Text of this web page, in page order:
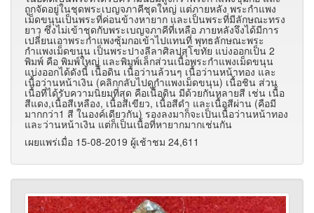
ถูกจัดอยู่ในชุดพระเบญจภาคีชุดใหญ่ แต่ภายหลัง พระกำแพง
เม็ดขนุนเป็นพระที่ค่อนข้างหายาก และเป็นพระที่มีลักษณะทรง
ยาว ซึ่งไม่เข้าชุดกับพระเบญจภาคีที่เหลือ ภายหลังจึงได้มีการ
เปลี่ยนเอาพระกำแพงซุ้มกอเข้าไปแทนที่ พุทธลักษณะพระ
กำแพงเม็ดขนุน เป็นพระปางลีลาศิลปสุโขทัย แบ่งออกเป็น 2
พิมพ์ คือ พิมพ์ใหญ่ และพิมพ์เล็กส่วนเนื้อพระกำแพงเม็ดขนุน
แบ่งออกได้ดังนี้ เนื้อดิน เนื้อว่านล้วนๆ เนื้อว่านหน้าทอง และ
เนื้อว่านหน้าเงิน (คลิกกลับไปดูกำแพงเม็ดขนุน) เนื้อชิน ส่วน
เนื้อที่ได้รับความนิยมที่สุด คือเนื้อดิน มีด้วยกันหลายสี เช่น เนื้อ
สีแดง,เนื้อสีเหลือง, เนื้อสีเขียว, เนื้อสีดำ และเนื้อสีผ่าน (คือมี
มากกว่า1 สี ในองค์เดียวกัน) รองลงมาก็จะเป็นเนื้อว่านหน้าทอง
และว่านหน้าเงิน แต่ก็เป็นเนื้อที่หายากมากเช่นกัน
เผยแพร่เมื่อ 15-08-2019 ผู้เช้าชม 24,611